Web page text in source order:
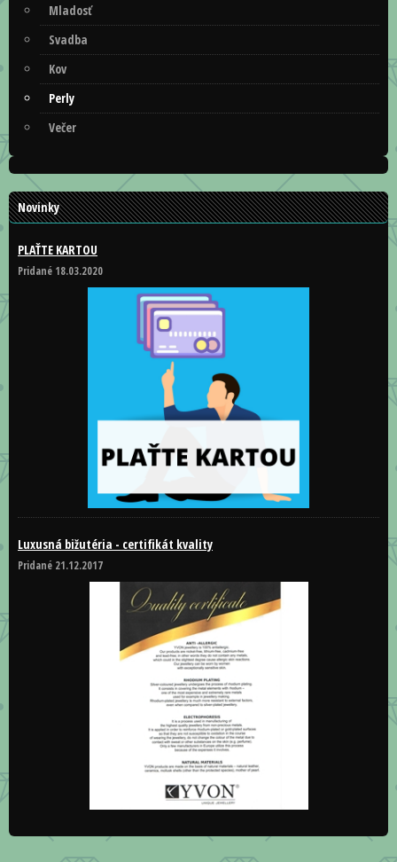
Mladosť
Svadba
Kov
Perly
Večer
Novinky
PLAŤTE KARTOU
Pridané 18.03.2020
Luxusná bižutéria - certifikát kvality
Pridané 21.12.2017